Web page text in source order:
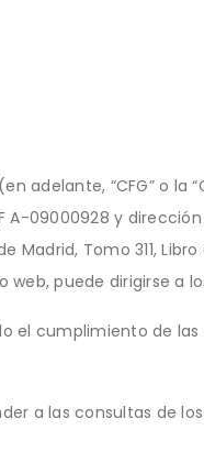
adelante, “CFG” o
A-09000928 y
Tomo 311, Libro
web, puede dirigirse a
el cumplimiento de
a las consultas de